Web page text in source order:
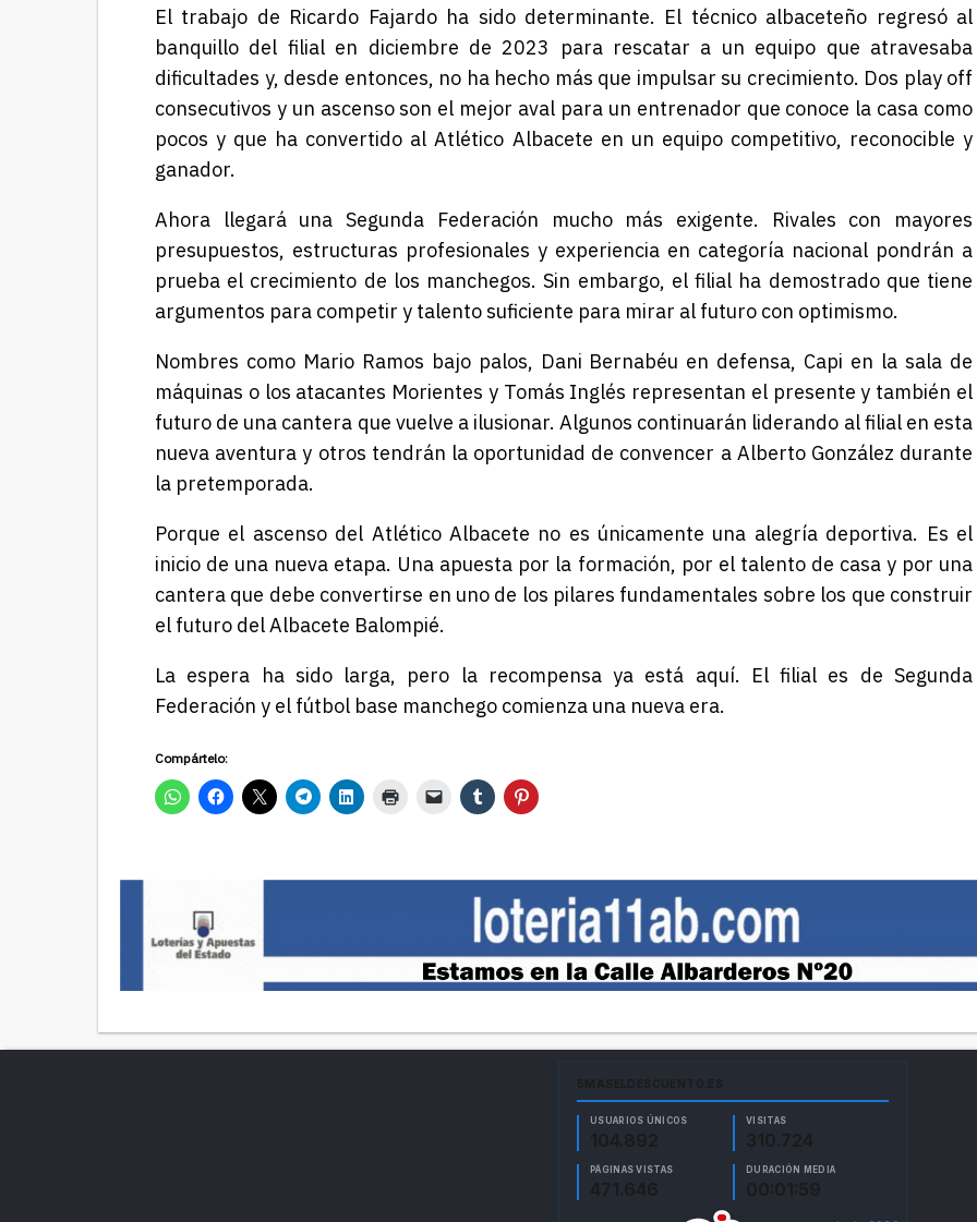
El trabajo de Ricardo Fajardo ha sido determinante. El técnico albaceteño regresó al
banquillo del filial en diciembre de 2023 para rescatar a un equipo que atravesaba
dificultades y, desde entonces, no ha hecho más que impulsar su crecimiento. Dos play off
consecutivos y un ascenso son el mejor aval para un entrenador que conoce la casa como
pocos y que ha convertido al Atlético Albacete en un equipo competitivo, reconocible y
ganador.
Ahora llegará una Segunda Federación mucho más exigente. Rivales con mayores
presupuestos, estructuras profesionales y experiencia en categoría nacional pondrán a
prueba el crecimiento de los manchegos. Sin embargo, el filial ha demostrado que tiene
argumentos para competir y talento suficiente para mirar al futuro con optimismo.
Nombres como Mario Ramos bajo palos, Dani Bernabéu en defensa, Capi en la sala de
máquinas o los atacantes Morientes y Tomás Inglés representan el presente y también el
futuro de una cantera que vuelve a ilusionar. Algunos continuarán liderando al filial en esta
nueva aventura y otros tendrán la oportunidad de convencer a Alberto González durante
la pretemporada.
Porque el ascenso del Atlético Albacete no es únicamente una alegría deportiva. Es el
inicio de una nueva etapa. Una apuesta por la formación, por el talento de casa y por una
cantera que debe convertirse en uno de los pilares fundamentales sobre los que construir
el futuro del Albacete Balompié.
La espera ha sido larga, pero la recompensa ya está aquí. El filial es de Segunda
Federación y el fútbol base manchego comienza una nueva era.
Compártelo: